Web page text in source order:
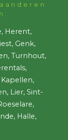
Herent,
Genk,
Turnhout,
Lier, Sint-
Halle,